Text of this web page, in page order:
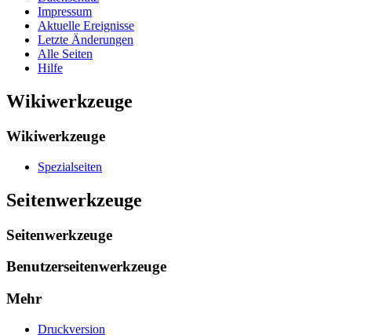
Impressum
Aktuelle Ereignisse
Letzte Änderungen
Alle Seiten
Hilfe
Wikiwerkzeuge
Wikiwerkzeuge
Spezialseiten
Seitenwerkzeuge
Seitenwerkzeuge
Benutzerseitenwerkzeuge
Mehr
Druckversion